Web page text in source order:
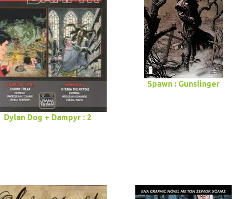
Dylan Dog + Dampyr : 2
Spawn : Gunslinger